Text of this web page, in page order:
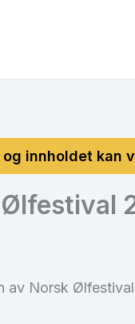
av Norsk Ølfestival